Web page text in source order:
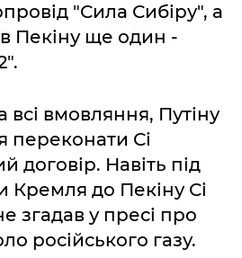
"Сила Сибіру", а
Пекіну ще один -
вмовляння, Путіну
переконати Сі
договір. Навіть під
Кремля до Пекіну Сі
згадав у пресі про
російського газу.